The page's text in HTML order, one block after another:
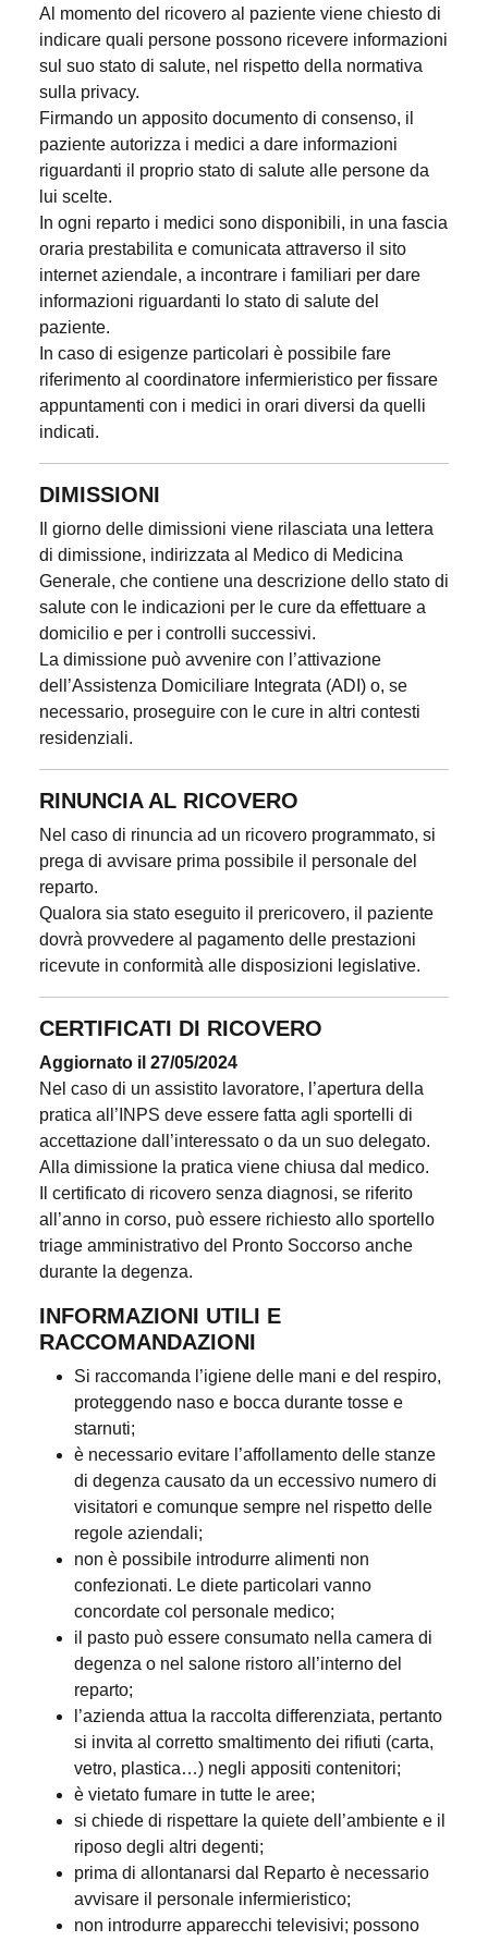
Al momento del ricovero al paziente viene chiesto di
indicare quali persone possono ricevere informazioni
sul suo stato di salute, nel rispetto della normativa
sulla privacy.
Firmando un apposito documento di consenso, il
paziente autorizza i medici a dare informazioni
riguardanti il proprio stato di salute alle persone da
lui scelte.
In ogni reparto i medici sono disponibili, in una fascia
oraria prestabilita e comunicata attraverso il sito
internet aziendale, a incontrare i familiari per dare
informazioni riguardanti lo stato di salute del
paziente.
In caso di esigenze particolari è possibile fare
riferimento al coordinatore infermieristico per fissare
appuntamenti con i medici in orari diversi da quelli
indicati.
DIMISSIONI
Il giorno delle dimissioni viene rilasciata una lettera
di dimissione, indirizzata al Medico di Medicina
Generale, che contiene una descrizione dello stato di
salute con le indicazioni per le cure da effettuare a
domicilio e per i controlli successivi.
La dimissione può avvenire con l’attivazione
dell’Assistenza Domiciliare Integrata (ADI) o, se
necessario, proseguire con le cure in altri contesti
residenziali.
RINUNCIA AL RICOVERO
Nel caso di rinuncia ad un ricovero programmato, si
prega di avvisare prima possibile il personale del
reparto.
Qualora sia stato eseguito il prericovero, il paziente
dovrà provvedere al pagamento delle prestazioni
ricevute in conformità alle disposizioni legislative.
CERTIFICATI DI RICOVERO
Aggiornato il 27/05/2024
Nel caso di un assistito lavoratore, l’apertura della
pratica all’INPS deve essere fatta agli sportelli di
accettazione dall’interessato o da un suo delegato.
Alla dimissione la pratica viene chiusa dal medico.
Il certificato di ricovero senza diagnosi, se riferito
all’anno in corso, può essere richiesto allo sportello
triage amministrativo del Pronto Soccorso anche
durante la degenza.
INFORMAZIONI UTILI E
RACCOMANDAZIONI
Si raccomanda l’igiene delle mani e del respiro,
proteggendo naso e bocca durante tosse e
starnuti;
è necessario evitare l’affollamento delle stanze
di degenza causato da un eccessivo numero di
visitatori e comunque sempre nel rispetto delle
regole aziendali;
non è possibile introdurre alimenti non
confezionati. Le diete particolari vanno
concordate col personale medico;
il pasto può essere consumato nella camera di
degenza o nel salone ristoro all’interno del
reparto;
l’azienda attua la raccolta differenziata, pertanto
si invita al corretto smaltimento dei rifiuti (carta,
vetro, plastica…) negli appositi contenitori;
è vietato fumare in tutte le aree;
si chiede di rispettare la quiete dell’ambiente e il
riposo degli altri degenti;
prima di allontanarsi dal Reparto è necessario
avvisare il personale infermieristico;
non introdurre apparecchi televisivi; possono